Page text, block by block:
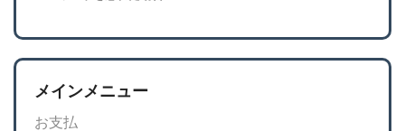
メインメニュー
お支払